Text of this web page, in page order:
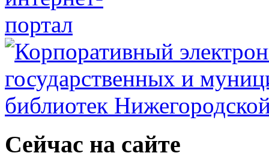
Сейчас на сайте